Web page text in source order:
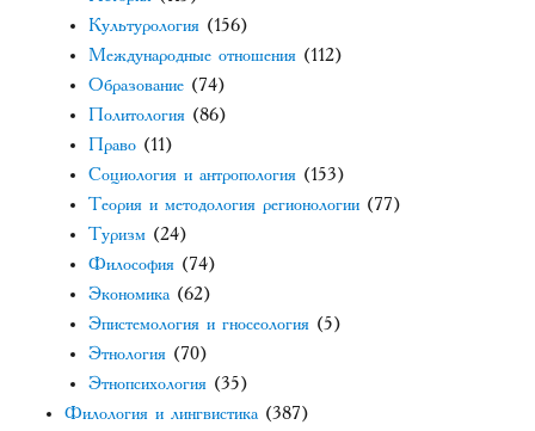
Культурология (156)
Международные отношения (112)
Образование (74)
Политология (86)
Право (11)
Социология и антропология (153)
Теория и методология регионологии (77)
Туризм (24)
Философия (74)
Экономика (62)
Эпистемология и гносеология (5)
Этнология (70)
Этнопсихология (35)
Филология и лингвистика (387)